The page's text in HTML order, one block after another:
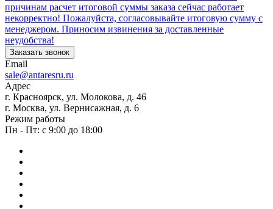
причинам расчет итоговой суммы заказа сейчас работает
некорректно! Пожалуйста, согласовывайте итоговую сумму с
менеджером. Приносим извинения за доставленные
неудобства!
Заказать звонок
Email
sale@antaresru.ru
Адрес
г. Красноярск, ул. Молокова, д. 46
г. Москва, ул. Вернисажная, д. 6
Режим работы
Пн - Пт: с 9:00 до 18:00